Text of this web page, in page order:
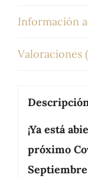
Información
Valoraciones
¡Ya está
próximo